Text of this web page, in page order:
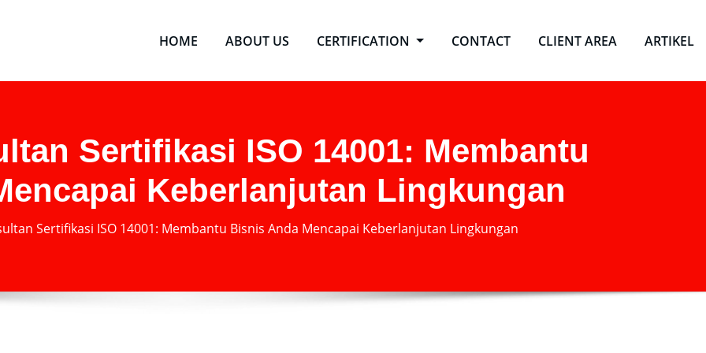
HOME ABOUT US CERTIFICATION CONTACT CLIENT AREA ARTIKEL
Sertifikasi ISO 14001: Membantu
Keberlanjutan Lingkungan
Sertifikasi ISO 14001: Membantu Bisnis Anda Mencapai Keberlanjutan Lingkungan